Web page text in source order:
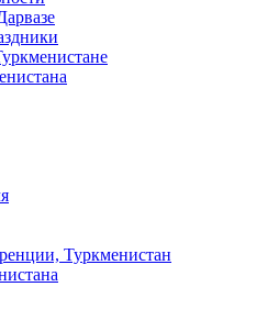
Туркменистан